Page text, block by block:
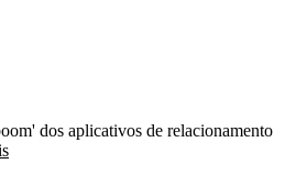
dos aplicativos de relacionamento